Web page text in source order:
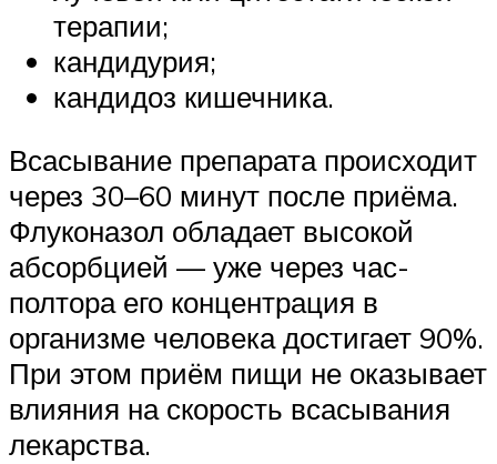
терапии;
кандидурия;
кандидоз кишечника.
Всасывание препарата происходит
через 30–60 минут после приёма.
Флуконазол обладает высокой
абсорбцией — уже через час-
полтора его концентрация в
организме человека достигает 90%.
При этом приём пищи не оказывает
влияния на скорость всасывания
лекарства.